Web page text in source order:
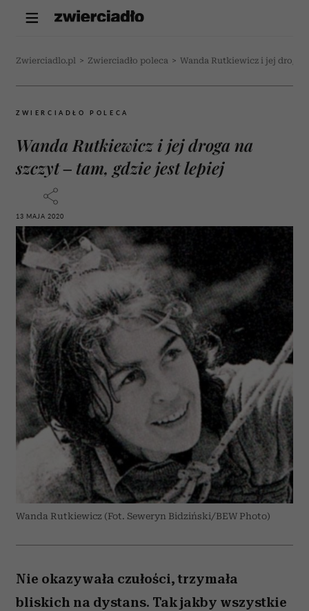
Zwierciadlo.pl > Zwierciadło poleca > Wanda Rutkiewicz i jej droga
ZWIERCIADŁO POLECA
Wanda Rutkiewicz i jej droga na
szczyt – tam, gdzie jest lepiej
13 MAJA 2020
Wanda Rutkiewicz (Fot. Seweryn Bidziński/BEW Photo)
Nie okazywała czułości, trzymała
bliskich na dystans. Tak jakby wszystkie